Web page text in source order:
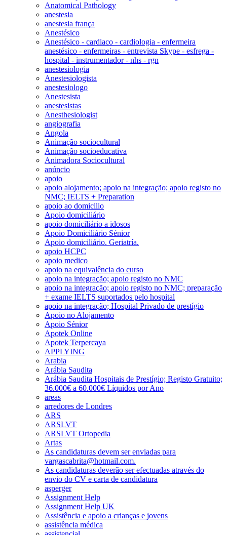
Anatomical Pathology
anestesia
anestesia frança
Anestésico
Anestésico - cardiaco - cardiologia - enfermeira
anestésico - enfermeiras - entrevista Skype - esfrega -
hospital - instrumentador - nhs - rgn
anestesiologia
Anestesiologista
anestesiologo
Anestesista
anestesistas
Anesthesiologist
angiografia
Angola
Animação sociocultural
Animação socioeducativa
Animadora Sociocultural
anúncio
apoio
apoio alojamento; apoio na integração; apoio registo no
NMC; IELTS + Preparation
apoio ao domicilio
Apoio domiciliário
apoio domiciliário a idosos
Apoio Domiciliário Sénior
Apoio domiciliário. Geriatría.
apoio HCPC
apoio medico
apoio na equivalência do curso
apoio na integração; apoio registo no NMC
apoio na integração; apoio registo no NMC; preparação
+ exame IELTS suportados pelo hospital
apoio na integração; Hospital Privado de prestígio
Apoio no Alojamento
Apoio Sénior
Apotek Online
Apotek Terpercaya
APPLYING
Arabia
Arábia Saudita
Arábia Saudita Hospitais de Prestígio; Registo Gratuito;
36.000€ a 60.000€ Líquidos por Ano
areas
arredores de Londres
ARS
ARSLVT
ARSLVT Ortopedia
Artas
As candidaturas devem ser enviadas para
vargascabrita@hotmail.com.
As candidaturas deverão ser efectuadas através do
envio do CV e carta de candidatura
asperger
Assignment Help
Assignment Help UK
Assistência e apoio a crianças e jovens
assistência médica